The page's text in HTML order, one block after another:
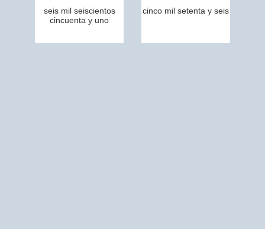
seis mil seiscientos
cincuenta y uno
cinco mil setenta y seis